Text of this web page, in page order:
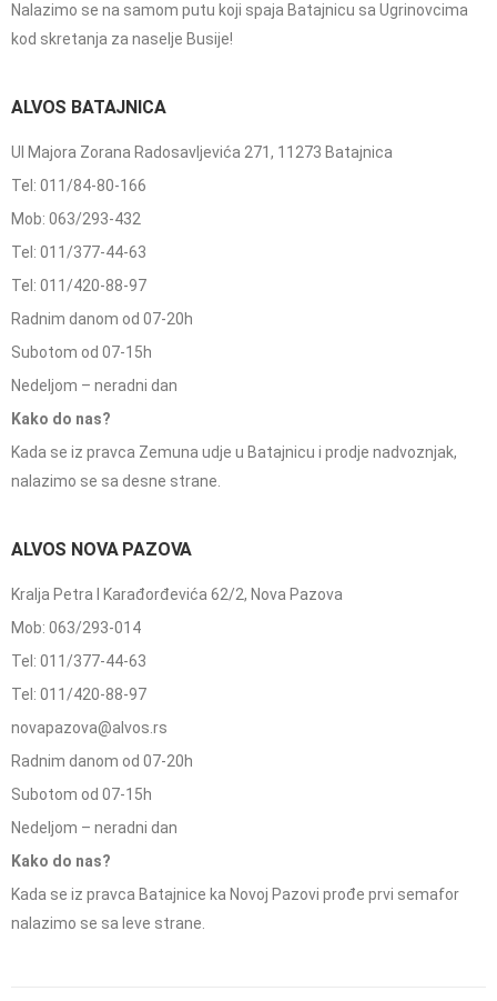
Nalazimo se na samom putu koji spaja Batajnicu sa Ugrinovcima
kod skretanja za naselje Busije!
ALVOS BATAJNICA
Ul Majora Zorana Radosavljevića 271, 11273 Batajnica
Tel: 011/84-80-166
Mob: 063/293-432
Tel: 011/377-44-63
Tel: 011/420-88-97
Radnim danom od 07-20h
Subotom od 07-15h
Nedeljom – neradni dan
Kako do nas?
Kada se iz pravca Zemuna udje u Batajnicu i prodje nadvoznjak,
nalazimo se sa desne strane.
ALVOS NOVA PAZOVA
Kralja Petra I Karađorđevića 62/2, Nova Pazova
Mob: 063/293-014
Tel: 011/377-44-63
Tel: 011/420-88-97
novapazova@alvos.rs
Radnim danom od 07-20h
Subotom od 07-15h
Nedeljom – neradni dan
Kako do nas?
Kada se iz pravca Batajnice ka Novoj Pazovi prođe prvi semafor
nalazimo se sa leve strane.